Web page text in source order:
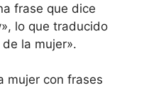
frase que dice
lo que traducido
la mujer».